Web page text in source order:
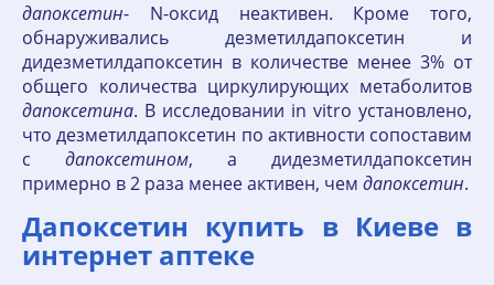
дапоксетин- N-оксид неактивен. Кроме того,
обнаруживались дезметилдапоксетин и
дидезметилдапоксетин в количестве менее 3% от
общего количества циркулирующих метаболитов
дапоксетина. В исследовании in vitro установлено,
что дезметилдапоксетин по активности сопоставим
с дапоксетином, а дидезметилдапоксетин
примерно в 2 раза менее активен, чем дапоксетин.
Дапоксетин купить в Киеве в
интернет аптеке